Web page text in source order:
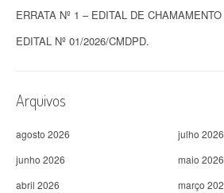
ERRATA Nº 1 – EDITAL DE
EDITAL Nº 01/2026/CMDPD.
Arquivos
agosto 2026
julho 2026
junho 2026
maio 2026
abril 2026
março